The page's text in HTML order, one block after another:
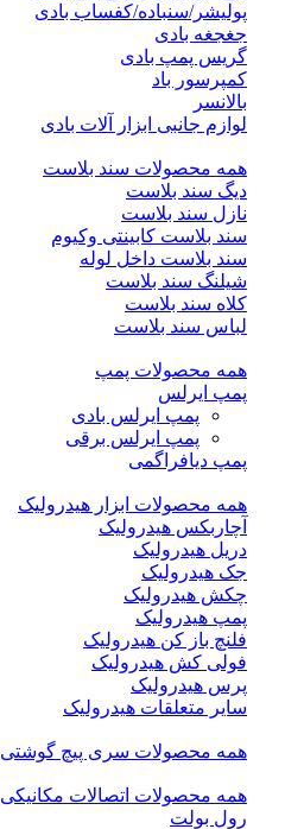
پولیشر/سنباده/کفساب بادی
جغجغه بادی
گریس پمپ بادی
کمپرسور باد
بالانسر
لوازم جانبی ابزار آلات بادی
همه محصولات سند بلاست
دیگ سند بلاست
نازل سند بلاست
سند بلاست کابینتی وکیوم
سند بلاست داخل لوله
شیلنگ سند بلاست
کلاه سند بلاست
لباس سند بلاست
همه محصولات پمپ
پمپ ایرلس
پمپ ایرلس بادی
پمپ ایرلس برقی
پمپ دیافراگمی
همه محصولات ابزار هیدرولیک
آچاربکس هیدرولیک
دریل هیدرولیک
جک هیدرولیک
چکش هیدرولیک
پمپ هیدرولیک
فلنچ باز کن هیدرولیک
فولی کش هیدرولیک
پرس هیدرولیک
سایر متعلقات هیدرولیک
همه محصولات سری پیچ گوشتی
همه محصولات اتصالات مکانیکی
رول بولت